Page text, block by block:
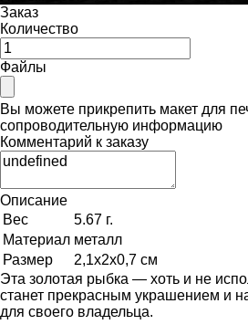
Заказ
Количество
Файлы
Вы можете прикрепить макет для
сопроводительную информацию
Комментарий к заказу
Описание
Вес
5.67 г.
Материал металл
Размер
2,1х2х0,7 см
Эта золотая рыбка — хоть и не
станет прекрасным украшением и
для своего владельца.